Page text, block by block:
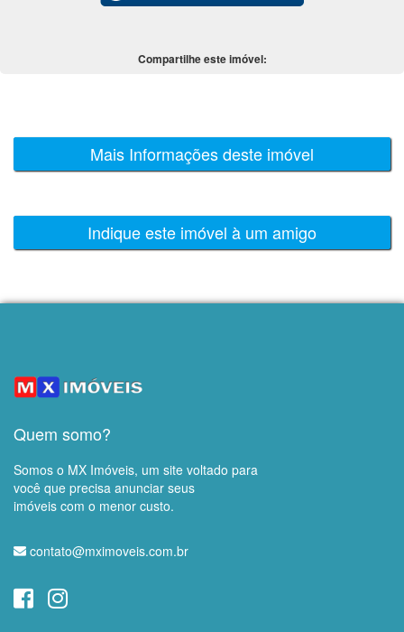
Compartilhe este imóvel:
Mais Informações deste imóvel
Indique este imóvel à um amigo
Quem somo?
Somos o MX Imóveis, um site voltado para
você que precisa anunciar seus
imóveis com o menor custo.
contato@mximoveis.com.br